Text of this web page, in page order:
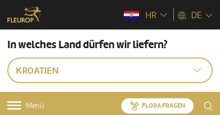
HR DE
In welches Land dürfen wir liefern?
KROATIEN
Menü FLORA FRAGEN